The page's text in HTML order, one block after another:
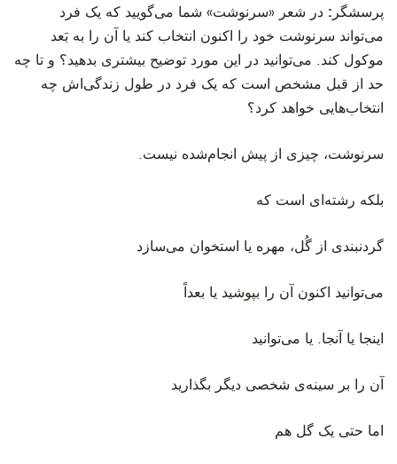
‫پرسشگر: در شعر «سرنوشت» شما می‌گویید که یک فرد
می‌تواند سرنوشت خود را اکنون انتخاب کند یا آن را به بَعد
موکول کند. می‌توانید در این مورد توضیح بیشتری بدهید؟ و تا چه
حد از قبل مشخص است که یک فرد در طول زندگی‌اش چه
انتخاب‌هایی خواهد کرد؟
‫سرنوشت، چیزی از پیش انجام‌شده نیست.
بلکه رشته‌ای است که
گردنبندی از گُل، مهره یا استخوان می‌سازد
می‌توانید اکنون آن را بپوشید یا بعداً
اینجا یا آنجا. یا می‌توانید
آن را بر سینه‌ی شخصی دیگر بگذارید
اما حتی یک گل هم